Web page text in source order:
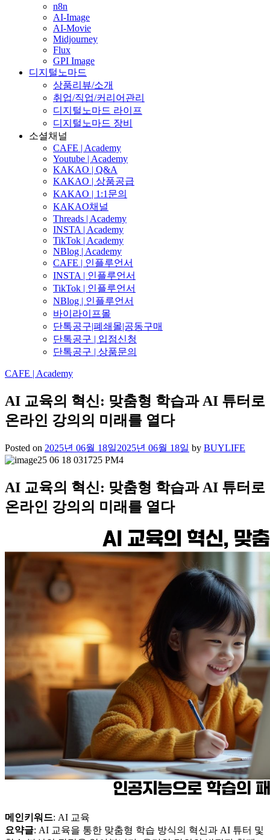
n8n
AI-Image
AI-Movie
Midjourney
Flux
GPI Image
디지털노마드
상품리뷰/소개
취업/직업/커리어관리
디지털노마드 라이프
디지털노마드 장비
소셜채널
CAFE | Academy
Youtube | Academy
KAKAO | Q&A
KAKAO | 상품공급
KAKAO | 1:1문의
KAKAO채널
Threads | Academy
INSTA | Academy
TikTok | Academy
NBlog | Academy
CAFE | 인플루언서
INSTA | 인플루언서
TikTok | 인플루언서
NBlog | 인플루언서
바이라이프몰
단톡공구|폐쇄몰|공동구매
단톡공구 | 입점신청
단톡공구 | 상품문의
CAFE | Academy
AI 교육의 혁신: 맞춤형 학습과 AI 튜터로
온라인 강의의 미래를 열다
Posted on 2025년 06월 18일2025년 06월 18일 by BUYLIFE
AI 교육의 혁신: 맞춤형 학습과 AI 튜터로
온라인 강의의 미래를 열다
메인키워드: AI 교육
요약글: AI 교육을 통한 맞춤형 학습 방식의 혁신과 AI 튜터 및